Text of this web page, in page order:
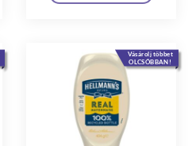
Vásárolj többet
OLCSÓBBAN!